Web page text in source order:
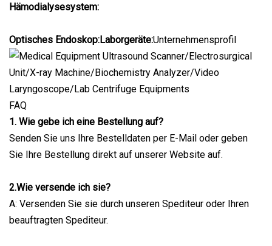
Hämodialysesystem:
Optisches Endoskop:Laborgeräte:Unternehmensprofil
FAQ
1. Wie gebe ich eine Bestellung auf?
Senden Sie uns Ihre Bestelldaten per E-Mail oder geben
Sie Ihre Bestellung direkt auf unserer Website auf.
2.Wie versende ich sie?
A: Versenden Sie sie durch unseren Spediteur oder Ihren
beauftragten Spediteur.